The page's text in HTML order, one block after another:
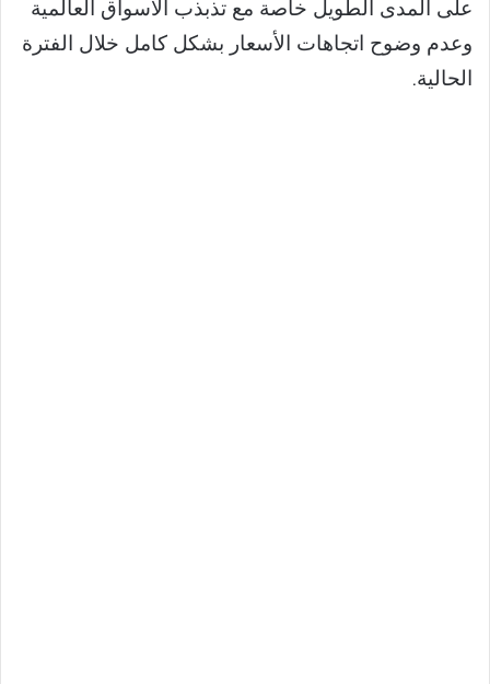
على المدى الطويل خاصة مع تذبذب الأسواق العالمية
وعدم وضوح اتجاهات الأسعار بشكل كامل خلال الفترة
الحالية.